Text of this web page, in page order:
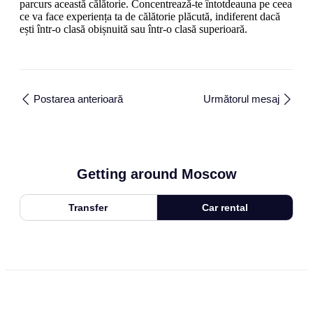
parcurs această călătorie. Concentrează-te întotdeauna pe ceea
ce va face experiența ta de călătorie plăcută, indiferent dacă
ești într-o clasă obișnuită sau într-o clasă superioară.
Postarea anterioară Următorul mesaj
Getting around Moscow
Transfer Car rental